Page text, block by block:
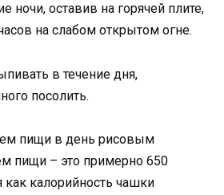
ночи, оставив на горячей плите,
на слабом открытом огне.
в течение дня,
посолить.
пищи в день рисовым
пищи – это примерно 650
как калорийность чашки